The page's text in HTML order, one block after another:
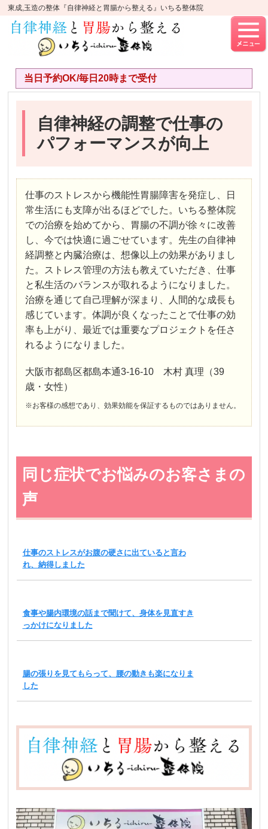
東成,玉造の整体『自律神経と胃腸から整える』いちる整体院
当日予約OK/毎日20時まで受付
自律神経の調整で仕事の
パフォーマンスが向上
仕事のストレスから機能性胃腸障害を発症し、日
常生活にも支障が出るほどでした。いちる整体院
での治療を始めてから、胃腸の不調が徐々に改善
し、今では快適に過ごせています。先生の自律神
経調整と内臓治療は、想像以上の効果がありまし
た。ストレス管理の方法も教えていただき、仕事
と私生活のバランスが取れるようになりました。
治療を通じて自己理解が深まり、人間的な成長も
感じています。体調が良くなったことで仕事の効
率も上がり、最近では重要なプロジェクトを任さ
れるようになりました。
大阪市都島区都島本通3-16-10 木村 真理（39
歳・女性）
※お客様の感想であり、効果効能を保証するものではありません。
同じ症状でお悩みのお客さまの
声
仕事のストレスがお腹の硬さに出ていると言わ
れ、納得しました
食事や腸内環境の話まで聞けて、身体を見直すき
っかけになりました
腸の張りを見てもらって、腰の動きも楽になりま
した